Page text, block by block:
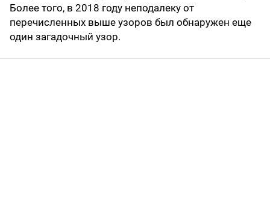
Более того, в 2018 году неподалеку от
перечисленных выше узоров был обнаружен еще
один загадочный узор.